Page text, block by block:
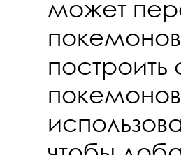
может
покемонов